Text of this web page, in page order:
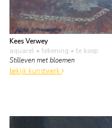
Kees Verwey
aquarel • tekening • te koop
Stilleven met bloemen
bekijk kunstwerk